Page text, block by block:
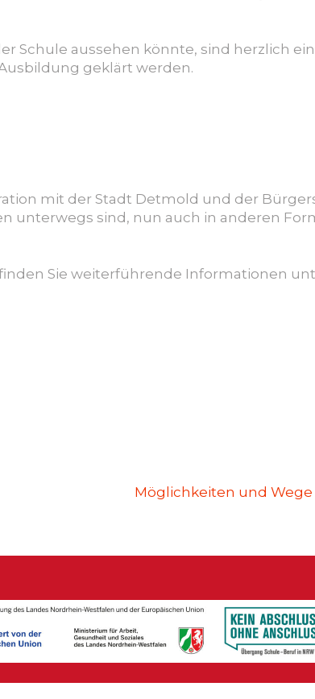
Schule aussehen könnte, sind herzlich
geklärt werden.
mit der Stadt Detmold und der
unterwegs sind, nun auch in anderen
Sie weiterführende Informationen
Möglichkeiten und